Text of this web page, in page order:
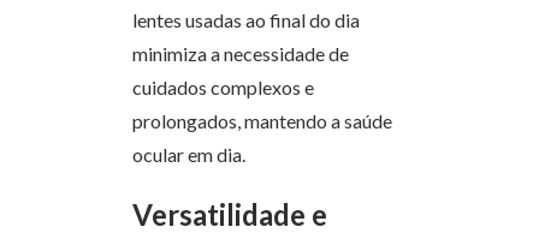
lentes usadas ao final do dia
minimiza a necessidade de
cuidados complexos e
prolongados, mantendo a saúde
ocular em dia.
Versatilidade e